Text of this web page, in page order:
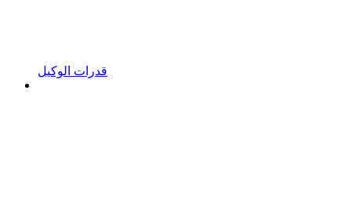
قدرات الوكيل